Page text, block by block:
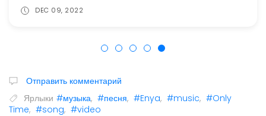
DEC 09, 2022
Отправить комментарий
Ярлыки #музыка, #песня, #Enya, #music, #Only
Time, #song, #video